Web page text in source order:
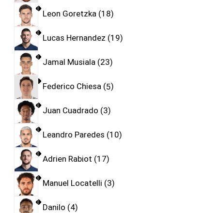
Leon Goretzka 18
Lucas Hernandez 19
Jamal Musiala 23
Federico Chiesa 5
Juan Cuadrado 3
Leandro Paredes 10
Adrien Rabiot 17
Manuel Locatelli 3
Danilo 4